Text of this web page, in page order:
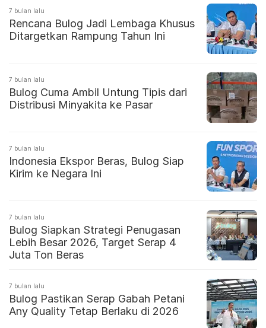
7 bulan lalu
Rencana Bulog Jadi Lembaga Khusus
Ditargetkan Rampung Tahun Ini
7 bulan lalu
Bulog Cuma Ambil Untung Tipis dari
Distribusi Minyakita ke Pasar
7 bulan lalu
Indonesia Ekspor Beras, Bulog Siap
Kirim ke Negara Ini
7 bulan lalu
Bulog Siapkan Strategi Penugasan
Lebih Besar 2026, Target Serap 4
Juta Ton Beras
7 bulan lalu
Bulog Pastikan Serap Gabah Petani
Any Quality Tetap Berlaku di 2026